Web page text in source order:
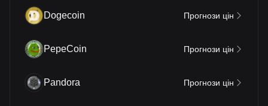
Dogecoin Прогнози цін
PepeCoin Прогнози цін
Pandora Прогнози цін